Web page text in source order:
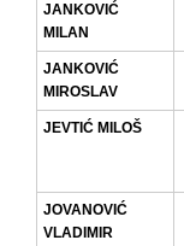
JANKOVIĆ
MILAN
JANKOVIĆ
MIROSLAV
JEVTIĆ MILOŠ
JOVANOVIĆ
VLADIMIR